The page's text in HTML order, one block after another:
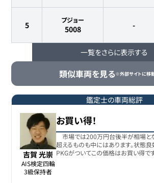
5
プジョー
5008 -
6
プジョー
5008 -
7 -
8
プジョー
5008 -
9
一覧をさらに表示する
類似車両を見る※外部サイトに移動
鑑定士の車両総評
吉賀 光崇
AIS検定四輪
3級保持者
お買い得！
市場では200万円台後半が相場と
超えるものも中にはあります。状態良
PKGがついてこの価格はお買い得です